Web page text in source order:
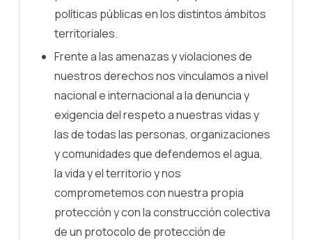
políticas públicas en los distintos ámbitos
territoriales.
Frente a las amenazas y violaciones de
nuestros derechos nos vinculamos a nivel
nacional e internacional a la denuncia y
exigencia del respeto a nuestras vidas y
las de todas las personas, organizaciones
y comunidades que defendemos el agua,
la vida y el territorio y nos
comprometemos con nuestra propia
protección y con la construcción colectiva
de un protocolo de protección de